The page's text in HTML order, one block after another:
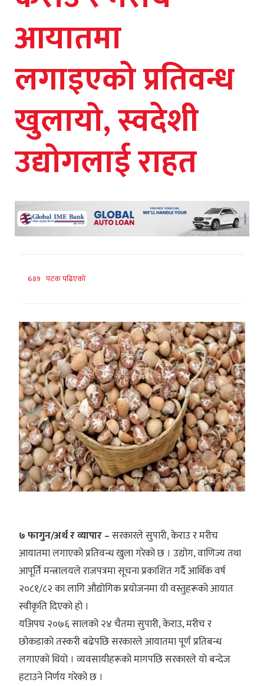
आयातमा
लगाइएको प्रतिवन्ध
खुलायो, स्वदेशी
उद्योगलाई राहत
689 पटक पढिएको
७ फागुन/अर्थ र व्यापार –सरकारले सुपारी, केराउ र मरीच
आयातमा लगाएको प्रतिवन्ध खुला गरेको छ । उद्योग, वाणिज्य तथा
आपूर्ति मन्त्रालयले राजपत्रमा सूचना प्रकाशित गर्दै आर्थिक वर्ष
२०८१/८२ का लागि औद्योगिक प्रयोजनमा यी वस्तुहरूको आयात
स्वीकृति दिएको हो ।
यअिपघ २०७६ सालको २४ चैतमा सुपारी, केराउ, मरीच र
छोकडाको तस्करी बढेपछि सरकारले आयातमा पूर्ण प्रतिबन्ध
लगाएको थियो । व्यवसायीहरूको मागपछि सरकारले यो बन्देज
हटाउने निर्णय गरेको छ ।